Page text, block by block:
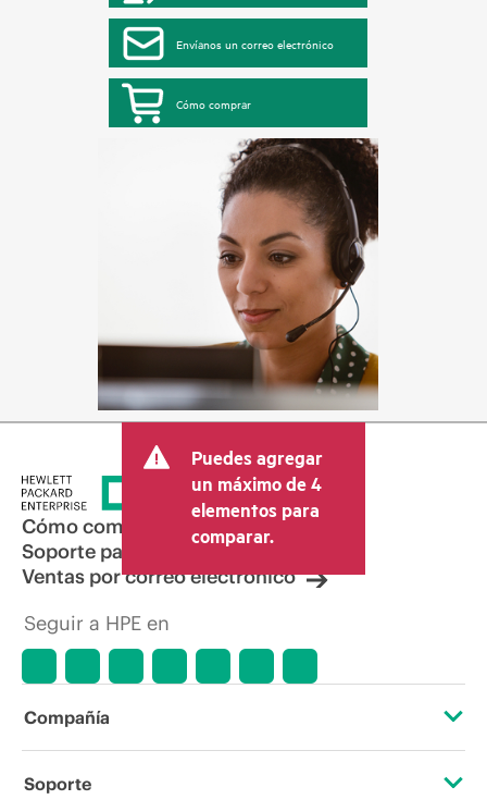
Envíanos un correo electrónico
Cómo comprar
Puedes agregar
un máximo de 4
elementos para
comparar.
Cómo comprar
Soporte para productos
Ventas por correo electrónico
Seguir a HPE en
Compañía
Acerca de HPE
Soporte